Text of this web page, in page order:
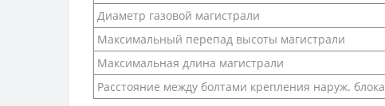
Диаметр газовой магистрали
Максимальный перепад высоты магистрали
Максимальная длина магистрали
Расстояние между болтами крепления наруж. блока